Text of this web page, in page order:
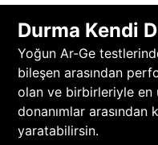
Durma Kendi
Yoğun Ar-Ge
bileşen arasından
olan ve birbirleriyle
donanımlar arasından
yaratabilirsin.